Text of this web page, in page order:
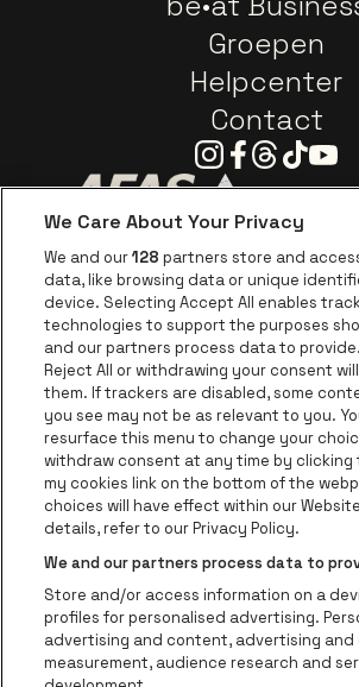
Groepen
Helpcenter
Contact
Instagram
Facebook
Threads
Tiktok
Ga naar de website van
Ga naar de website van
Ga
Ga naar de websiteGa
Ga naar de
AFAS Dome is een deel
AFAS Dome
Schijnpoortweg 119, 2170
Be-At Venues
Schijnpoortweg 119, 2170
BTW (BE) 0461.051.688 - RPR
We Care About Your Privacy
We and our128 partners store and
data, like browsing data or unique
device. Selecting Accept All enables
technologies to support the purposes
and our partners process data to
Reject All or withdrawing your consent
them. If trackers are disabled, some
you see may not be as relevant to you.
resurface this menu to change your
withdraw consent at any time by clicking
my cookies link on the bottom of the
choices will have effect within our
details, refer to our Privacy Policy.
We and our partners process data to
Store and/or access information on a
profiles for personalised advertising.
advertising and content, advertising
measurement, audience research and